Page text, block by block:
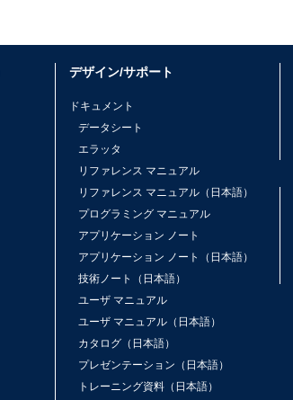
デザイン/サポート
ドキュメント
データシート
エラッタ
リファレンス マニュアル
リファレンス マニュアル（日本語）
プログラミング マニュアル
アプリケーション ノート
アプリケーション ノート（日本語）
技術ノート（日本語）
ユーザ マニュアル
ユーザ マニュアル（日本語）
カタログ（日本語）
プレゼンテーション（日本語）
トレーニング資料（日本語）